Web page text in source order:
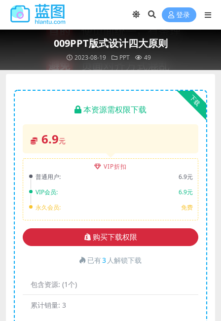
登录
009PPT版式设计四大原则
2023-08-19 PPT 49
下载
本资源需权限下载
6.9元
VIP折扣
普通用户:
6.9元
VIP会员:
6.9元
永久会员:
免费
购买下载权限
已有3 人解锁下载
包含资源: (1个)
累计销量: 3